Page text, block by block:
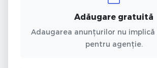
Adăugare gratuită
Adaugarea anunțurilor nu implică
pentru agenție.